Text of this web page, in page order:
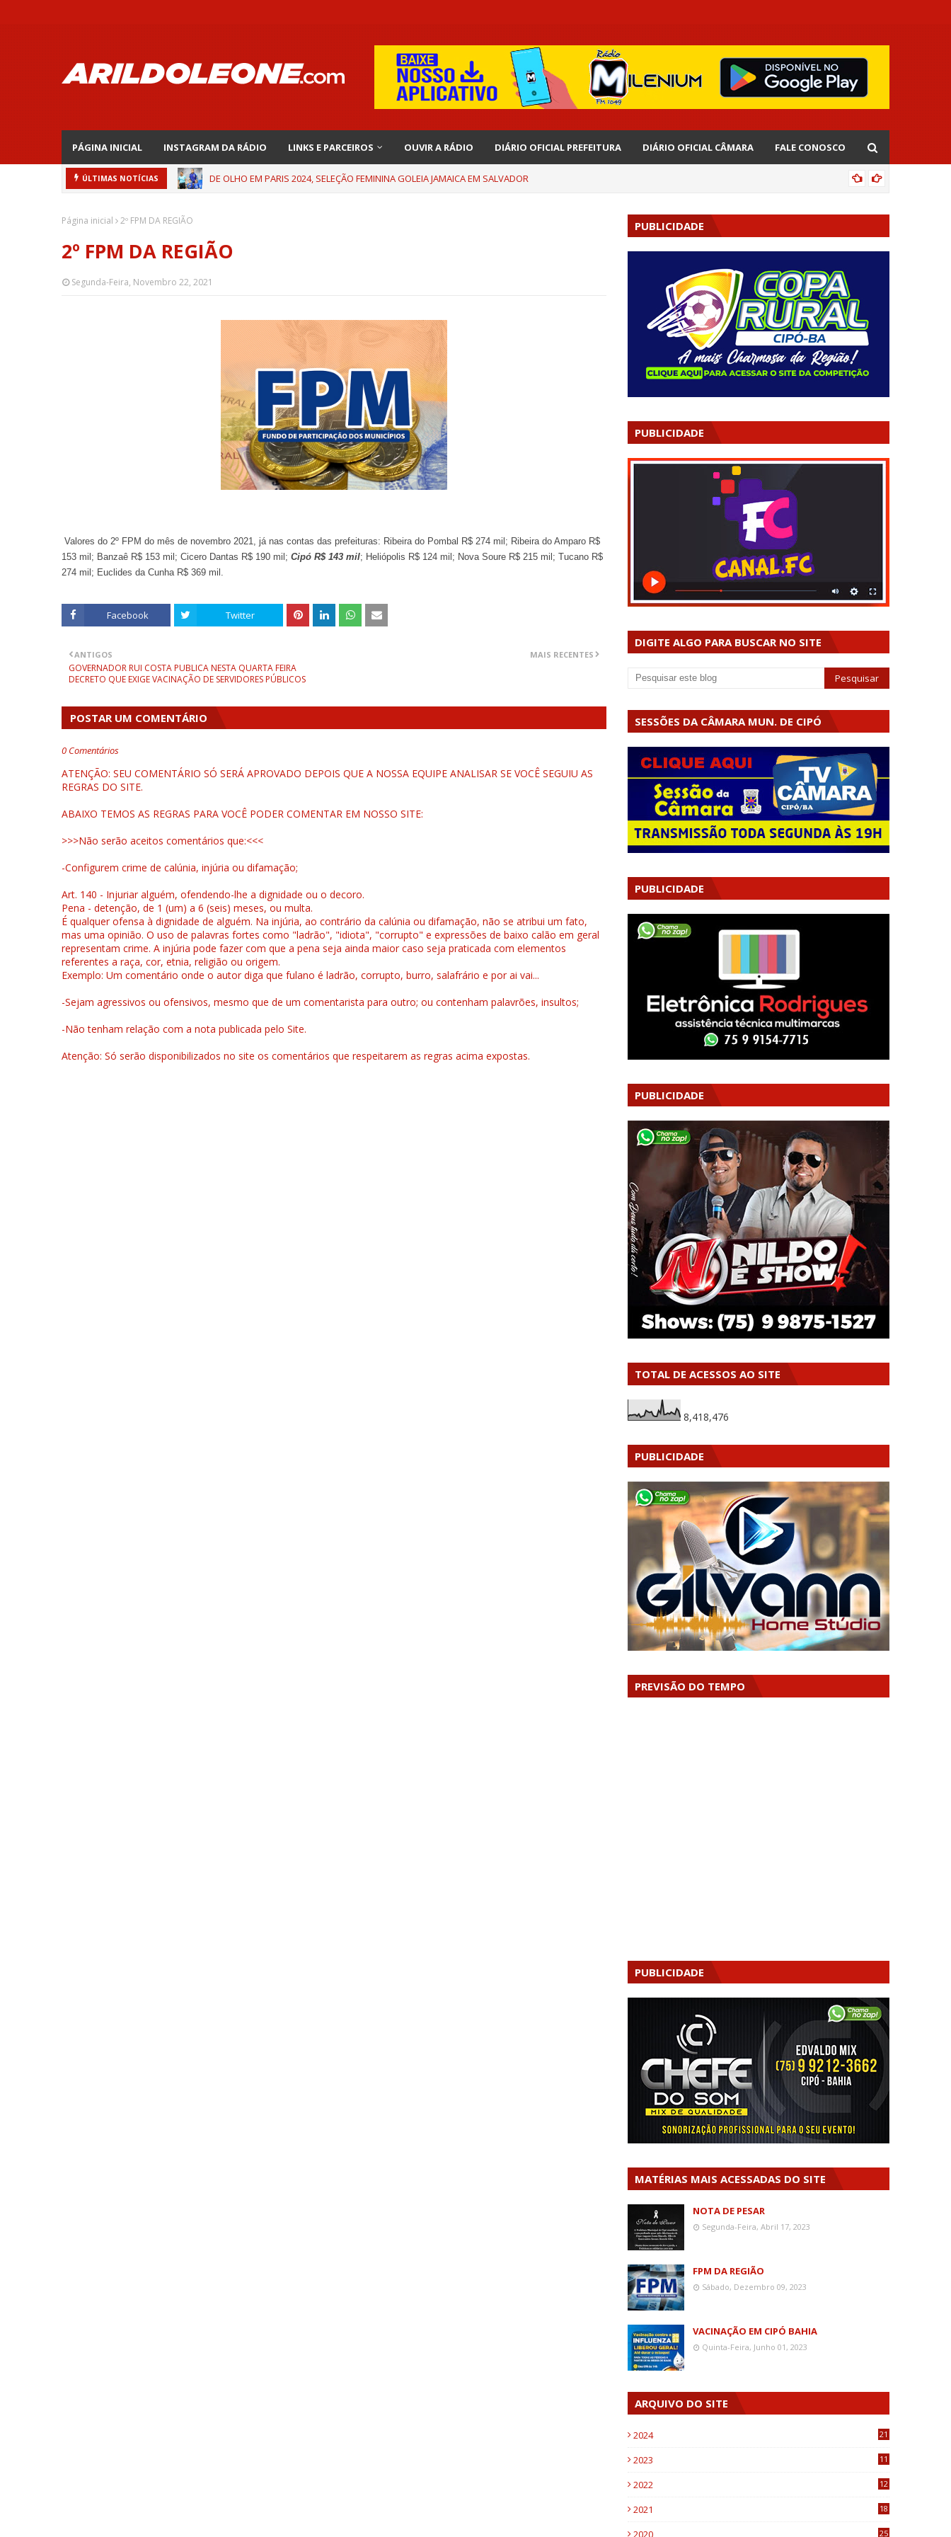
PÁGINA INICIAL INSTAGRAM DA RÁDIO LINKS E PARCEIROS OUVIR A RÁDIO DIÁRIO OFICIAL PREFEITURA DIÁRIO OFICIAL CÂMARA FALE CONOSCO
ÚLTIMAS NOTÍCIAS DE OLHO EM PARIS 2024, SELEÇÃO FEMININA GOLEIA JAMAICA EM SALVADOR
Página inicial 2º FPM DA REGIÃO
2º FPM DA REGIÃO
Segunda-Feira, Novembro 22, 2021
Valores do 2º FPM do mês de novembro 2021, já nas contas das prefeituras: Ribeira do Pombal R$ 274 mil; Ribeira do Amparo R$
153 mil; Banzaê R$ 153 mil; Cicero Dantas R$ 190 mil; Cipó R$ 143 mil; Heliópolis R$ 124 mil; Nova Soure R$ 215 mil; Tucano R$
274 mil; Euclides da Cunha R$ 369 mil.
Facebook Twitter
MAIS RECENTES
ANTIGOS
GOVERNADOR RUI COSTA PUBLICA NESTA QUARTA FEIRA
DECRETO QUE EXIGE VACINAÇÃO DE SERVIDORES PÚBLICOS
POSTAR UM COMENTÁRIO
0 Comentários
ATENÇÃO: SEU COMENTÁRIO SÓ SERÁ APROVADO DEPOIS QUE A NOSSA EQUIPE ANALISAR SE VOCÊ SEGUIU AS
REGRAS DO SITE.
ABAIXO TEMOS AS REGRAS PARA VOCÊ PODER COMENTAR EM NOSSO SITE:
>>>Não serão aceitos comentários que:<<<
-Configurem crime de calúnia, injúria ou difamação;
Art. 140 - Injuriar alguém, ofendendo-lhe a dignidade ou o decoro.
Pena - detenção, de 1 (um) a 6 (seis) meses, ou multa.
É qualquer ofensa à dignidade de alguém. Na injúria, ao contrário da calúnia ou difamação, não se atribui um fato,
mas uma opinião. O uso de palavras fortes como "ladrão", "idiota", "corrupto" e expressões de baixo calão em geral
representam crime. A injúria pode fazer com que a pena seja ainda maior caso seja praticada com elementos
referentes a raça, cor, etnia, religião ou origem.
Exemplo: Um comentário onde o autor diga que fulano é ladrão, corrupto, burro, salafrário e por ai vai...
-Sejam agressivos ou ofensivos, mesmo que de um comentarista para outro; ou contenham palavrões, insultos;
-Não tenham relação com a nota publicada pelo Site.
Atenção: Só serão disponibilizados no site os comentários que respeitarem as regras acima expostas.
PUBLICIDADE
PUBLICIDADE
DIGITE ALGO PARA BUSCAR NO SITE
SESSÕES DA CÂMARA MUN. DE CIPÓ
PUBLICIDADE
PUBLICIDADE
TOTAL DE ACESSOS AO SITE
8,418,476
PUBLICIDADE
PREVISÃO DO TEMPO
PUBLICIDADE
MATÉRIAS MAIS ACESSADAS DO SITE
NOTA DE PESAR
Segunda-Feira, Abril 17, 2023
FPM DA REGIÃO
Sábado, Dezembro 09, 2023
VACINAÇÃO EM CIPÓ BAHIA
Quinta-Feira, Junho 01, 2023
ARQUIVO DO SITE
2024 21
2023
11
2022
12
2021
18
2020 25